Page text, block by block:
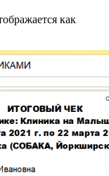
как